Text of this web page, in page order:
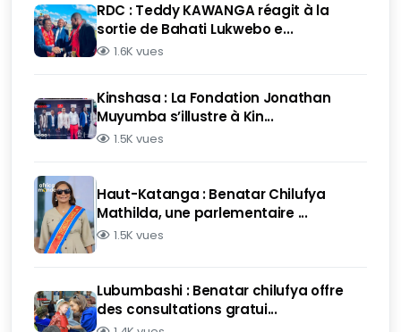
RDC : Teddy KAWANGA réagit à la
sortie de Bahati Lukwebo e...
1.6K vues
Kinshasa : La Fondation Jonathan
Muyumba s’illustre à Kin...
1.5K vues
Haut-Katanga : Benatar Chilufya
Mathilda, une parlementaire ...
1.5K vues
Lubumbashi : Benatar chilufya offre
des consultations gratui...